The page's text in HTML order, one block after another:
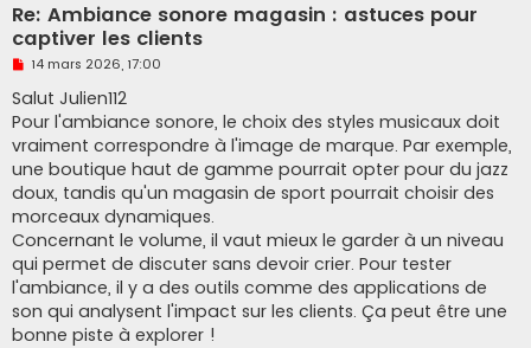
Re: Ambiance sonore magasin : astuces pour
captiver les clients
M
s
s
a
g
e
n
o
n
l
14 mars 2026, 17:00
Salut Julien112
Pour l'ambiance sonore, le choix des styles musicaux doit
vraiment correspondre à l'image de marque. Par exemple,
une boutique haut de gamme pourrait opter pour du jazz
doux, tandis qu'un magasin de sport pourrait choisir des
morceaux dynamiques.
Concernant le volume, il vaut mieux le garder à un niveau
qui permet de discuter sans devoir crier. Pour tester
l'ambiance, il y a des outils comme des applications de
son qui analysent l'impact sur les clients. Ça peut être une
bonne piste à explorer !